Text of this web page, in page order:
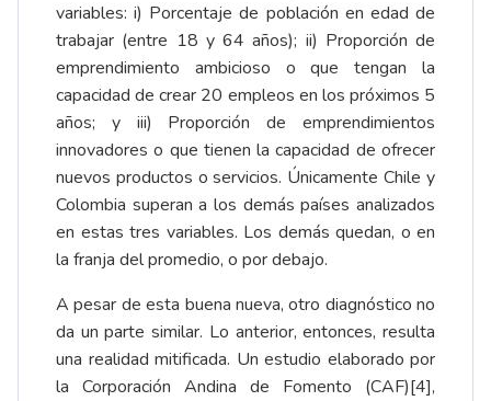
variables: i) Porcentaje de población en edad de
trabajar (entre 18 y 64 años); ii) Proporción de
emprendimiento ambicioso o que tengan la
capacidad de crear 20 empleos en los próximos 5
años; y iii) Proporción de emprendimientos
innovadores o que tienen la capacidad de ofrecer
nuevos productos o servicios. Únicamente Chile y
Colombia superan a los demás países analizados
en estas tres variables. Los demás quedan, o en
la franja del promedio, o por debajo.
A pesar de esta buena nueva, otro diagnóstico no
da un parte similar. Lo anterior, entonces, resulta
una realidad mitificada. Un estudio elaborado por
la Corporación Andina de Fomento (CAF)[4],